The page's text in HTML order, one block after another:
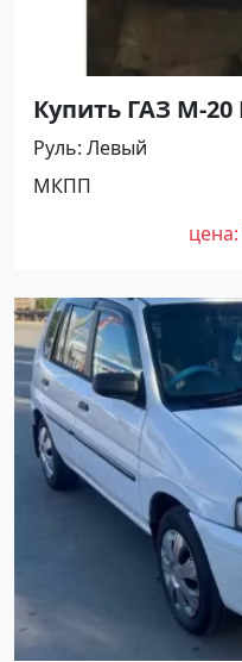
Купить ГАЗ М-
(2100/52 л.с.)
Горячий Ключ
по цене 360000
№27461 на
Руль Левый
МКПП
цена